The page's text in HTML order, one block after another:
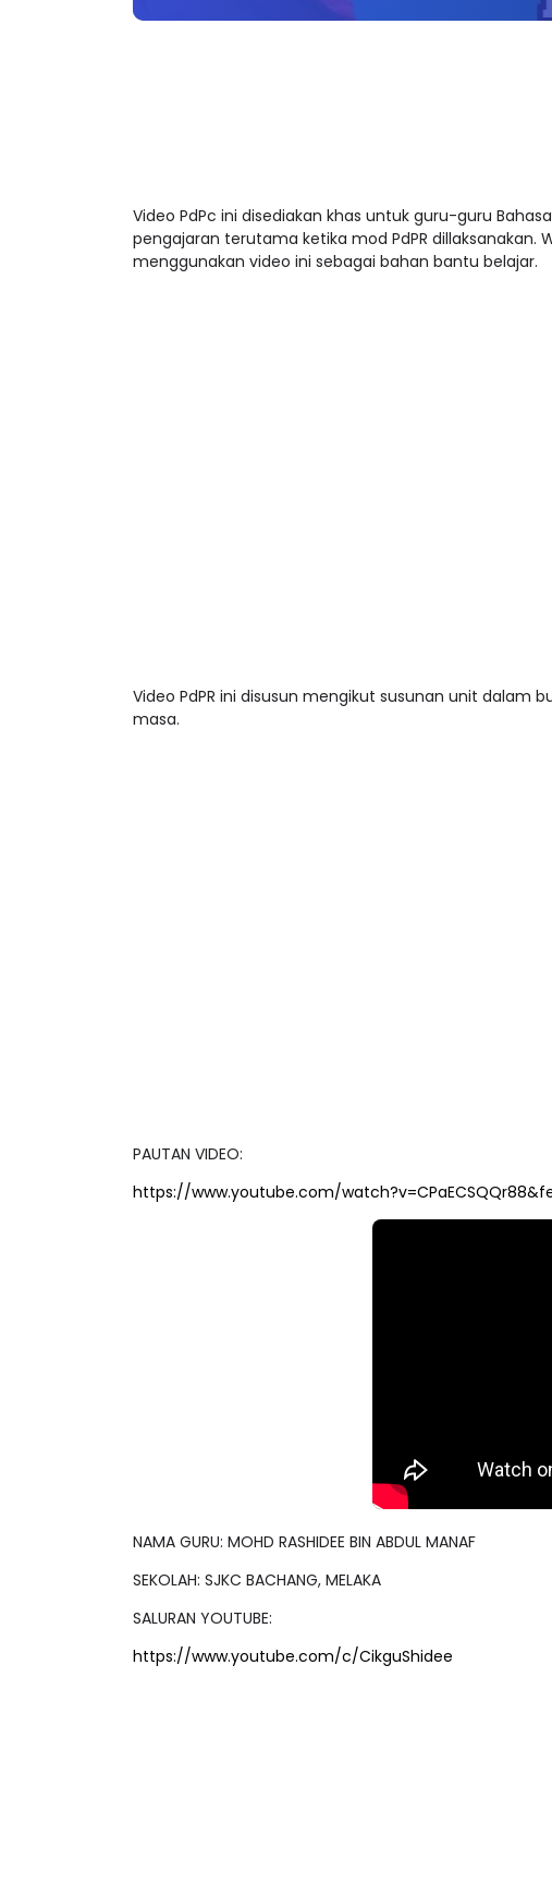
Video PdPc ini disediakan khas untuk guru-guru
pengajaran terutama ketika mod PdPR dillaksanakan.
menggunakan video ini sebagai bahan bantu belajar.
Video PdPR ini disusun mengikut susunan unit dalam
masa.
PAUTAN VIDEO:
https://www.youtube.com/
NAMA GURU: MOHD RASHIDEE BIN ABDUL MANAF
SEKOLAH: SJKC BACHANG, MELAKA
SALURAN YOUTUBE:
https://www.youtube.com/c/CikguShidee